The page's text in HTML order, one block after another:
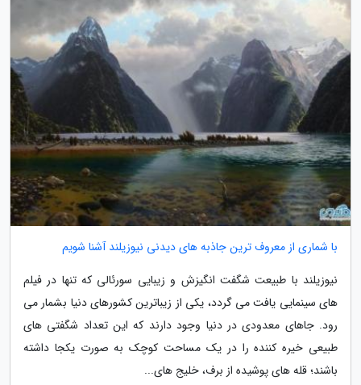
با شماری از معروف ترین جاذبه های دیدنی نیوزیلند آشنا شویم
نیوزیلند با طبیعت شگفت انگیزش و زیبایی سورئالی که تنها در فیلم
های سینمایی یافت می گردد، یکی از زیباترین کشورهای دنیا بشمار می
رود. جاهای معدودی در دنیا وجود دارند که این تعداد شگفتی های
طبیعی خیره کننده را در یک مساحت کوچک به صورت یکجا داشته
باشند؛ قله های پوشیده از برف، خلیج های...